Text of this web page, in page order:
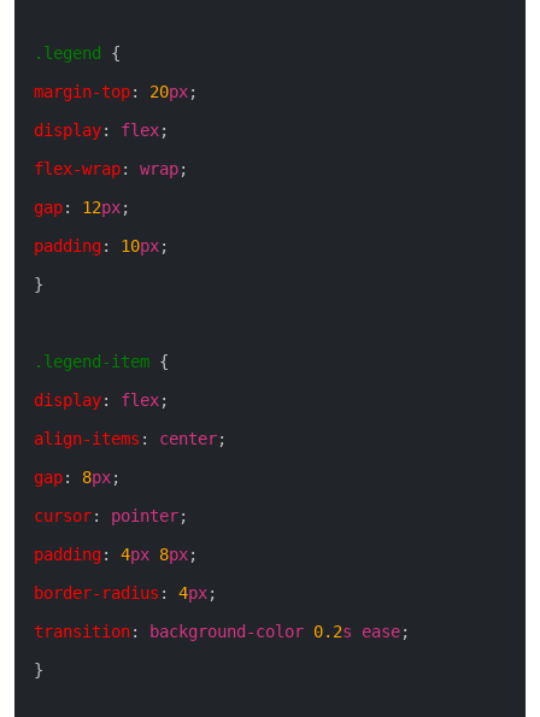
.legend
{
margin-top: 20px;
display: flex;
flex-wrap: wrap;
gap: 12px;
padding: 10px;
}
.legend-item {
display: flex;
align-items : center;
gap: 8px;
cursor: pointer;
padding: 4px 8px;
border-radius : 4px;
transition: background-color 0.2s ease;
}